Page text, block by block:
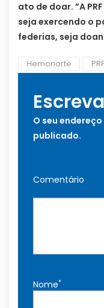
ato de doar. ”A
seja exercendo o
federias, seja
Hemonorte PRF
O seu
publicado.
Comentário
Nome*